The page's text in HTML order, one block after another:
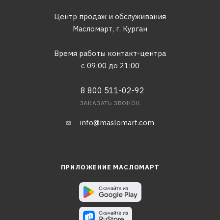
Центр продаж и обслуживания
Масломарт, г. Курган
Время работы контакт-центра
с 09:00 до 21:00
8 800 511-02-92
ЗАКАЗАТЬ ЗВОНОК
info@maslomart.com
ПРИЛОЖЕНИЕ МАСЛОМАРТ